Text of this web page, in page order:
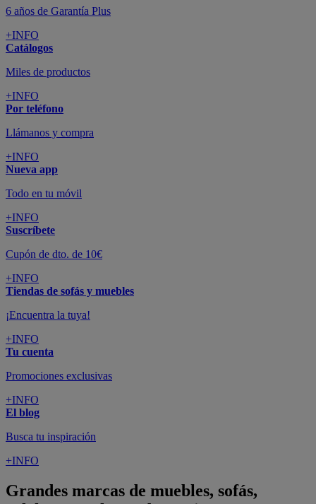
6 años de Garantía Plus
+INFO
Catálogos
Miles de productos
+INFO
Por teléfono
Llámanos y compra
+INFO
Nueva app
Todo en tu móvil
+INFO
Suscríbete
Cupón de dto. de 10€
+INFO
Tiendas de sofás y muebles
¡Encuentra la tuya!
+INFO
Tu cuenta
Promociones exclusivas
+INFO
El blog
Busca tu inspiración
+INFO
Grandes marcas de muebles, sofás,